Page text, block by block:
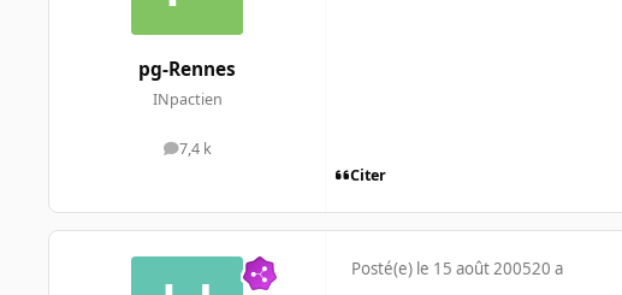
pg-Rennes
INpactien
7,4 k
messages
Citer
Posté(e) le 15 août 200520 a